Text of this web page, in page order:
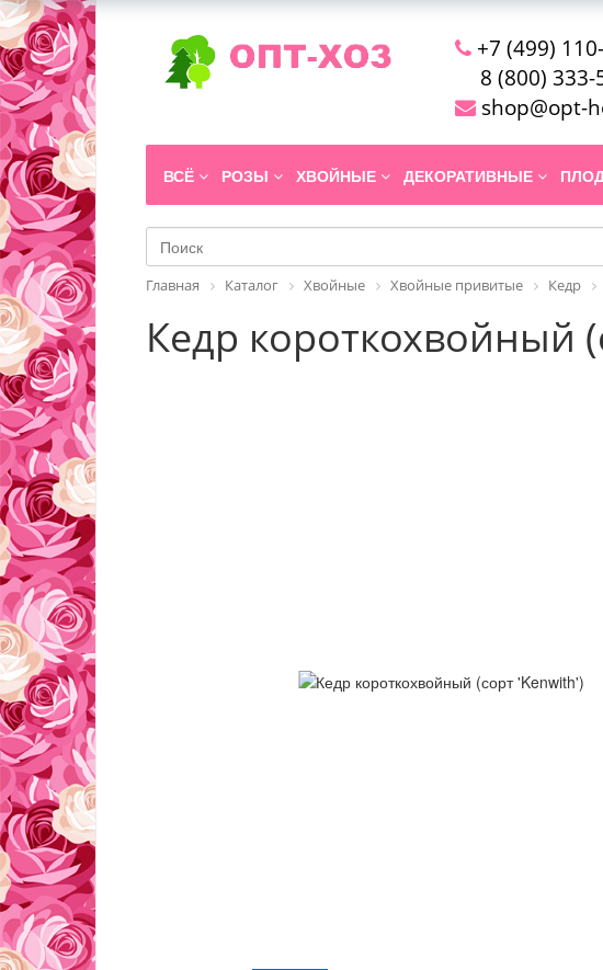
+7 (499)
8 (800) 333-
shop@opt-
ВСЁ РОЗЫ ХВОЙНЫЕ ДЕКОРАТИВНЫЕ
Главная Каталог Хвойные Хвойные привитые Кедр
Кедр короткохвойный